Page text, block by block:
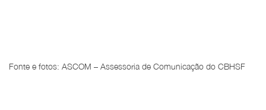
Fonte e fotos: ASCOM – Assessoria de Comunicação do CBHSF